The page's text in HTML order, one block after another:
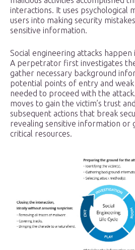
interactions. It uses psychological
users into making security
sensitive information.
Social engineering attacks
A perpetrator first investigates
gather necessary background
potential points of entry and
needed to proceed with the
moves to gain the victim’s trust
subsequent actions that break
revealing sensitive information or
critical resources.